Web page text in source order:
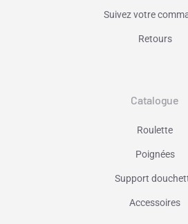
Suivez votre
Retours
Catalogue
Roulette
Poignées
Support
Accessoires